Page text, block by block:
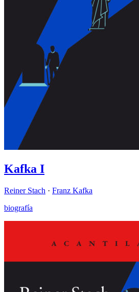
Kafka I
Reiner Stach · Franz Kafka
biografía